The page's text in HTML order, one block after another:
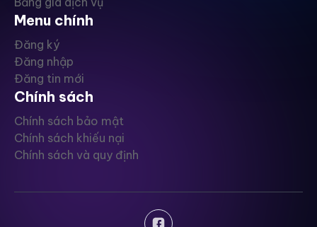
Menu chính
Đăng ký
Đăng nhập
Đăng tin mới
Chính sách
Chính sách bảo mật
Chính sách khiếu nại
Chính sách và quy định